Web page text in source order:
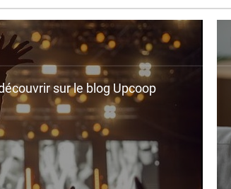
sur le blog Upcoop